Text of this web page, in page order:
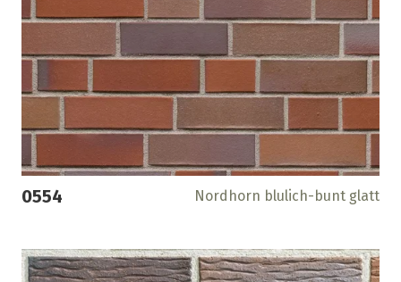
0554 Nordhorn blulich-bunt glatt